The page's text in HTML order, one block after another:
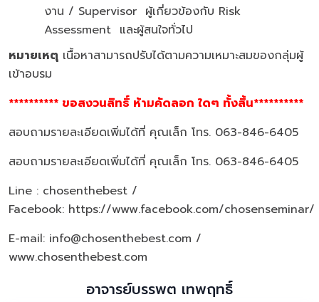
งาน / Supervisor ผู้เกี่ยวข้องกับ Risk
Assessment และผู้สนใจทั่วไป
หมายเหตุ เนื้อหาสามารถปรับได้ตามความเหมาะสมของกลุ่มผู้
เข้าอบรม
********** ขอสงวนสิทธิ์ ห้ามคัดลอก ใดๆ ทั้งสิ้น**********
สอบถามรายละเอียดเพิ่มได้ที่ คุณเล็ก โทร. 063-846-6405
สอบถามรายละเอียดเพิ่มได้ที่ คุณเล็ก โทร. 063-846-6405
Line : chosenthebest /
Facebook: https://www.facebook.com/chosenseminar/
E-mail: info@chosenthebest.com /
www.chosenthebest.com
อาจารย์บรรพต เทพฤทธิ์